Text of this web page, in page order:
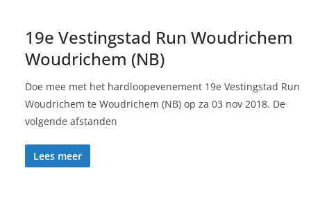
19e Vestingstad Run Woudrichem
Woudrichem (NB)
Doe mee met het hardloopevenement 19e Vestingstad Run
Woudrichem te Woudrichem (NB) op za 03 nov 2018. De
volgende afstanden
Lees meer